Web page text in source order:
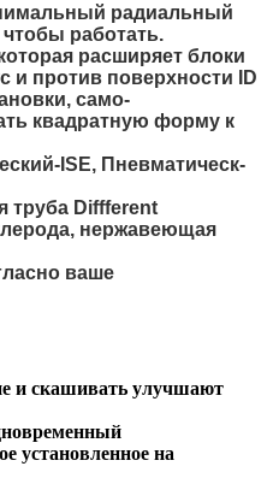
радиальный
чтобы работать.
расширяет блоки
и против поверхности ID
само-
квадратную форму к
ISE, Пневматическ-
труба Diffferent
нержавеющая
ваше
и скашивать улучшают
установленное на